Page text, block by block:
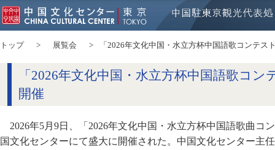
トップ 展覧会 「2026年文化中国・水立方杯中国語歌コンテス
「2026年文化中国・水立方杯中国語歌コ
開催
2026年5月9日、「2026年文化中国・水立方杯中国語歌曲コ
国文化センターにて盛大に開催された。中国文化センター主